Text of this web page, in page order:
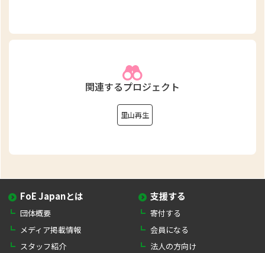
関連するプロジェクト
里山再生
FoE Japanとは
団体概要
メディア掲載情報
スタッフ紹介
支援する
寄付する
会員になる
法人の方向け